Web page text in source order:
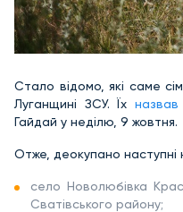
Стало відомо, які саме
Луганщині ЗСУ. Їх назвав
Гайдай у неділю, 9 жовтня.
Отже, деокупано наступні
село Новолюбівка
Сватівського району;